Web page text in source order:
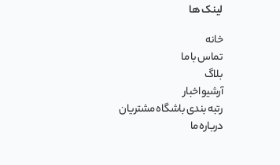
لینک ها
خانه
تماس با ما
بلاگ
آرشیو اخبار
رتبه بندی باشگاه مشتریان
درباره ما